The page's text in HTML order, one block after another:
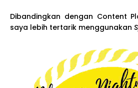
Dibandingkan dengan Content
saya lebih tertarik menggunakan